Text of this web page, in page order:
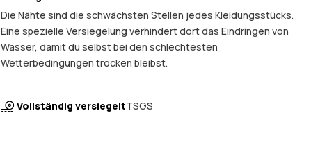
Die Nähte sind die schwächsten Stellen jedes Kleidungsstücks.
Eine spezielle Versiegelung verhindert dort das Eindringen von
Wasser, damit du selbst bei den schlechtesten
Wetterbedingungen trocken bleibst.
Vollständig versiegeltTSGS